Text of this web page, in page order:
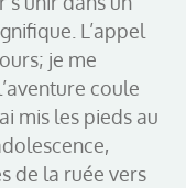
L’appel
je me
coule
mis les pieds au
de la ruée vers